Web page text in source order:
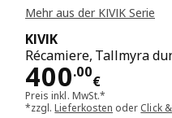
Mehr aus der KIVIK Serie
KIVIK
Récamiere, Tallmyra
400.00
€
Preis
Preis inkl. MwSt.*
*zzgl.Lieferkosten oder Click